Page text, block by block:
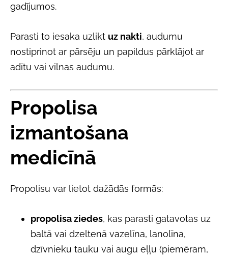
gadījumos.
Parasti to iesaka uzlikt uz nakti, audumu
nostiprinot ar pārsēju un papildus pārklājot ar
adītu vai vilnas audumu.
Propolisa
izmantošana
medicīnā
Propolisu var lietot dažādās formās:
propolisa ziedes, kas parasti gatavotas uz
baltā vai dzeltenā vazelīna, lanolīna,
dzīvnieku tauku vai augu eļļu (piemēram,